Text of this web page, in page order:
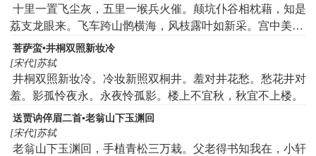
坐使高堂生暖热。
十里一置飞尘灰，五里一堠兵火催。颠坑仆谷相枕藉，知是
荔支龙眼来。飞车跨山鹘横海，风枝露叶如新采。宫中美人
一破颜，惊尘溅血流千载。永元荔支来交州，天宝岁贡取之
涪。至今欲食林甫肉，无人举觞酹伯游。我愿天公怜赤子，
莫生尤物为疮痏。雨顺风调百谷登，民不饥寒为上瑞。君不
见武夷溪边粟粒芽，前丁后蔡相笼加。争新买宠各出意，今
年斗品充官茶。吾君所乏岂此物，致养口体何陋耶。洛阳相
君忠孝家，可怜亦进姚黄花。
菩萨蛮•井桐双照新妆冷
[宋代]苏轼
井桐双照新妆冷。冷妆新照双桐井。羞对井花愁。愁花井对
羞。影孤怜夜永。永夜怜孤影。楼上不宜秋，秋宜不上楼。
送贾讷倅眉二首▪老翁山下玉渊回
[宋代]苏轼
老翁山下玉渊回，手植青松三万栽。父老得书知我在，小轩